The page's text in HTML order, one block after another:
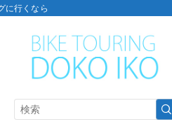
に行くなら